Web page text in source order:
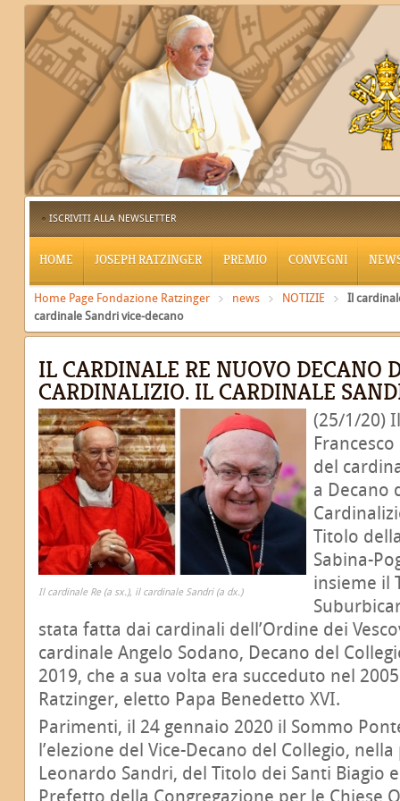
ISCRIVITI ALLA NEWSLETTER
HOME JOSEPH RATZINGER PREMIO CONVEGNI
Home Page Fondazione Ratzinger news NOTIZIE
Il
cardinale Sandri vice-decano
IL CARDINALE RE NUOVO DECANO
CARDINALIZIO. IL CARDINALE
Il cardinale Re (a sx.), il cardinale Sandri (a dx.)
(25/1/20)
del
a Decano
Titolo
Sabina-
insieme il
stata fatta dai cardinali dell’Ordine dei
cardinale Angelo Sodano, Decano del
2019, che a sua volta era succeduto nel
Ratzinger, eletto Papa Benedetto XVI.
Parimenti, il 24 gennaio 2020 il Sommo
l’elezione del Vice-Decano del Collegio,
Leonardo Sandri, del Titolo dei Santi Biagio
Prefetto della Congregazione per le Chiese